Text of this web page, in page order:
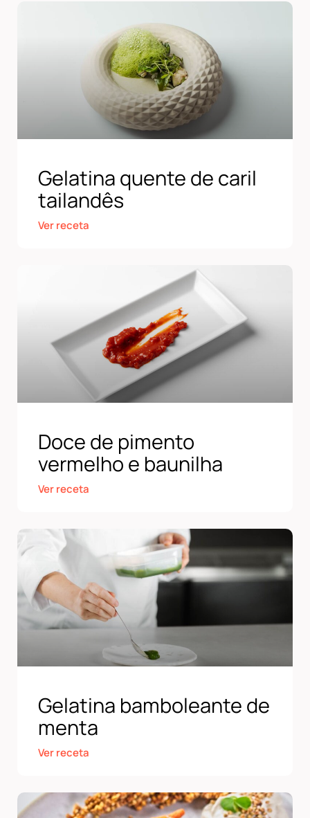
Gelatina quente de caril
tailandês
Ver receta
Doce de pimento
vermelho e baunilha
Ver receta
Gelatina bamboleante de
menta
Ver receta